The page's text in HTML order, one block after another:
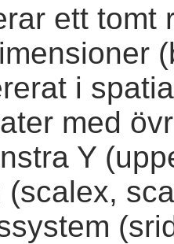
ett tomt
i
med
Y
(scalex,